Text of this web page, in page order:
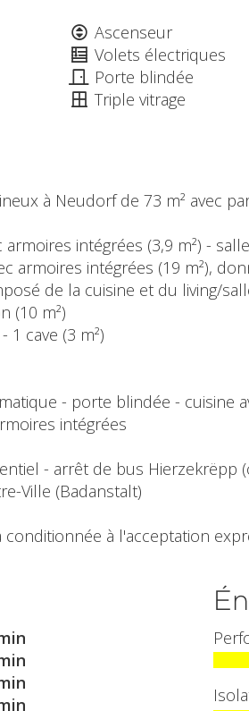
Ascenseur
Volets électriques
Porte blindée
Triple vitrage
à Neudorf de 73 m² avec
intégrées (3,9 m²) -
armoires intégrées (19 m²),
de la cuisine et du living/
(10 m²)
1 cave (3 m²)
- porte blindée - cuisine
intégrées
- arrêt de bus Hierzekrëpp
Ville (Badanstalt)
à l'acceptation